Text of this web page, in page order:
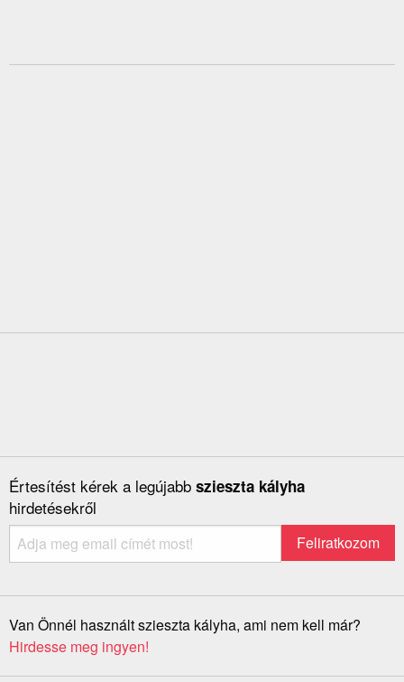
Értesítést kérek a legújabb szieszta kályha
hirdetésekről
Van Önnél használt szieszta kályha, ami nem kell már?
Hirdesse meg ingyen!